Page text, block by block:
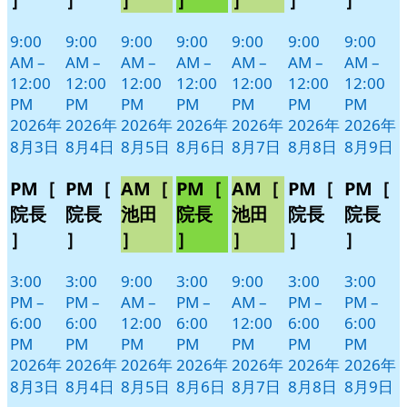
9:00
AM –
12:00
PM
2026年
8月3日
PM［
院長
］
3:00
PM –
6:00
PM
2026年
8月3日
9:00
AM –
12:00
PM
2026年
8月4日
PM［
院長
］
3:00
PM –
6:00
PM
2026年
8月4日
ト)
9:00
AM –
12:00
PM
2026年
8月5日
AM［
池田
］
9:00
AM –
12:00
PM
2026年
8月5日
ト)
9:00
AM –
12:00
PM
2026年
8月6日
PM［
院長
］
3:00
PM –
6:00
PM
2026年
8月6日
ト)
9:00
AM –
12:00
PM
2026年
8月7日
AM［
池田
］
9:00
AM –
12:00
PM
2026年
8月7日
9:00
AM –
12:00
PM
2026年
8月8日
PM［
院長
］
3:00
PM –
6:00
PM
2026年
8月8日
9:00
AM –
12:00
PM
2026年
8月9日
PM［
院長
］
3:00
PM –
6:00
PM
2026年
8月9日